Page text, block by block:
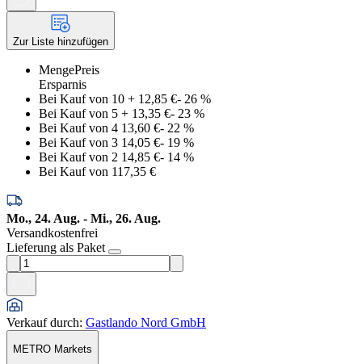
Zur Liste hinzufügen
MengePreis
Ersparnis
Bei Kauf von 10 + 12,85 €- 26 %
Bei Kauf von 5 + 13,35 €- 23 %
Bei Kauf von 4 13,60 €- 22 %
Bei Kauf von 3 14,05 €- 19 %
Bei Kauf von 2 14,85 €- 14 %
Bei Kauf von 117,35 €
Mo., 24. Aug. - Mi., 26. Aug.
Versandkostenfrei
Lieferung als Paket
Verkauf durch: Gastlando Nord GmbH
METRO Markets